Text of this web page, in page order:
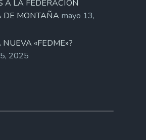
A LA FEDERACION
DE MONTAÑA mayo 13,
NUEVA «FEDME»?
2025